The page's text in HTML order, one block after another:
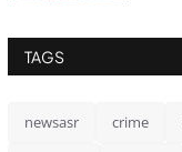
TAGS
newsasr crime